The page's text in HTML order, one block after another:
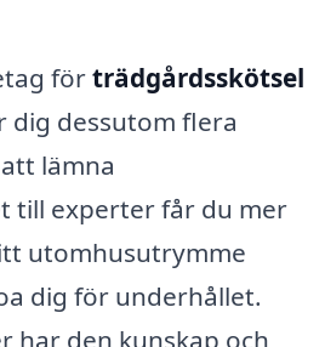
förträdgårdsskötsel
dig dessutom flera
lämna
till experter får du mer
utomhusutrymme
dig för underhållet.
har den kunskap och